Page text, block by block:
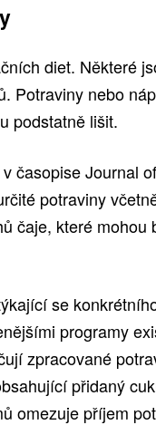
diet. Některé
Potraviny nebo
podstatně lišit.
časopise Journal
potraviny
čaje, které mohou
se
programy
zpracované
přidaný
omezuje příjem